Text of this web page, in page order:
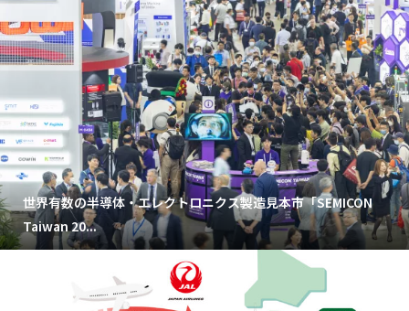
世界有数の半導体・エレクトロニクス製造見本市「SEMICON
Taiwan 20...